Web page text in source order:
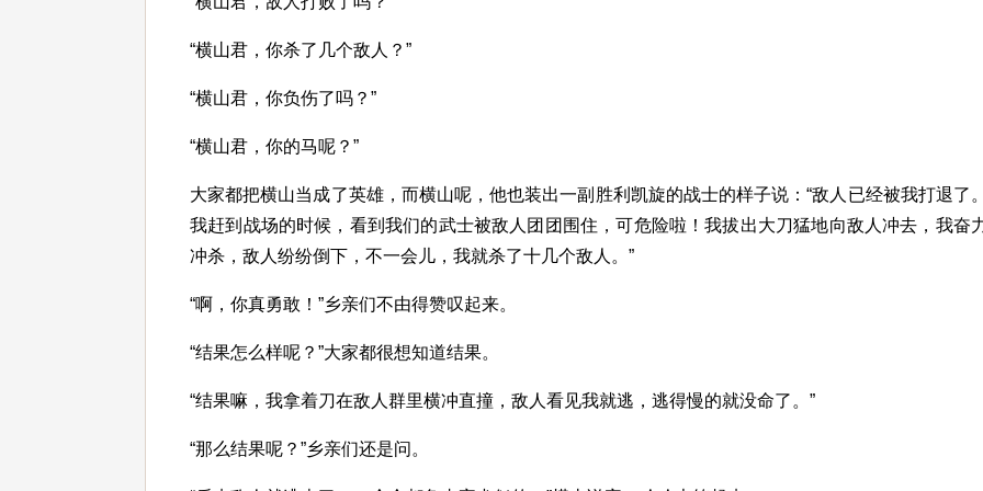
“横山君，你杀了几个敌人？”
“横山君，你负伤了吗？”
“横山君，你的马呢？”
大家都把横山当成了英雄，而横山呢，他也装出一副胜利凯旋的战士的样子说：“敌人已经被我打退了
我赶到战场的时候，看到我们的武士被敌人团团围住，可危险啦！我拔出大刀猛地向敌人冲去，我奋
冲杀，敌人纷纷倒下，不一会儿，我就杀了十几个敌人。”
“啊，你真勇敢！”乡亲们不由得赞叹起来。
“结果怎么样呢？”大家都很想知道结果。
“结果嘛，我拿着刀在敌人群里横冲直撞，敌人看见我就逃，逃得慢的就没命了。”
“那么结果呢？”乡亲们还是问。